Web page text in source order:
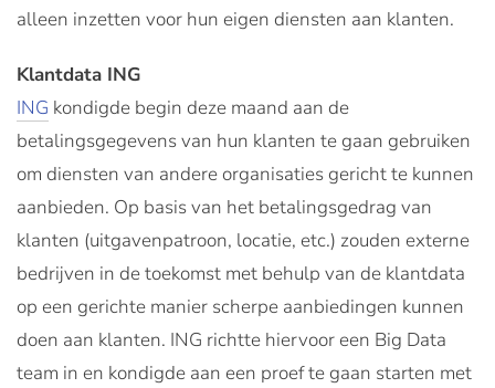
alleen inzetten voor hun eigen diensten aan klanten.
Klantdata ING
ING kondigde begin deze maand aan de
betalingsgegevens van hun klanten te gaan gebruiken
om diensten van andere organisaties gericht te kunnen
aanbieden. Op basis van het betalingsgedrag van
klanten (uitgavenpatroon, locatie, etc.) zouden externe
bedrijven in de toekomst met behulp van de klantdata
op een gerichte manier scherpe aanbiedingen kunnen
doen aan klanten. ING richtte hiervoor een Big Data
team in en kondigde aan een proef te gaan starten met